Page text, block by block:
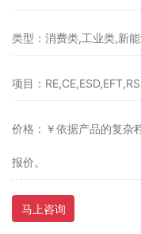
类型：消费类,工业类,新
项目：
价格：￥依据产品的复杂
报价。
马上咨询